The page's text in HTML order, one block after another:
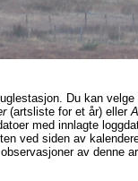
Du kan
(artsliste for et år) eller
med innlagte
ved siden av
av denne